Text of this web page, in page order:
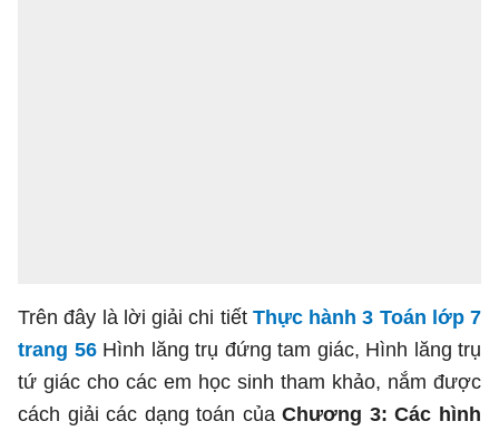
Trên đây là lời giải chi tiết Thực hành 3 Toán lớp 7
trang 56 Hình lăng trụ đứng tam giác, Hình lăng trụ
tứ giác cho các em học sinh tham khảo, nắm được
cách giải các dạng toán củaChương 3: Các hình